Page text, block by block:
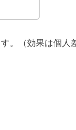
。（効果は個人